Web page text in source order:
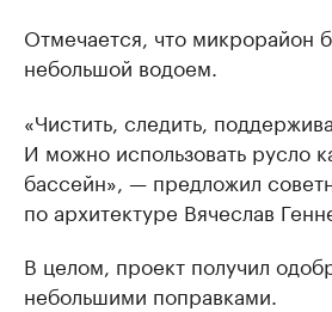
Отмечается, что микрорайон
небольшой водоем.
«Чистить, следить,
И можно использовать русло
бассейн», — предложил
по архитектуре Вячеслав
В целом, проект получил
небольшими поправками.